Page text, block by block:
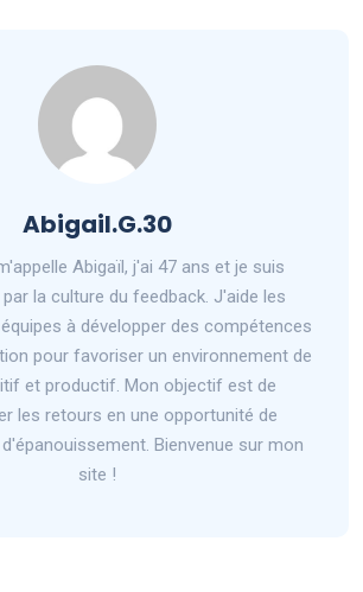
Abigail.G.30
Abigaïl, j'ai 47 ans et je suis
la culture du feedback. J'aide les
à développer des compétences
pour favoriser un environnement de
et productif. Mon objectif est de
les retours en une opportunité de
Bienvenue sur mon
site !